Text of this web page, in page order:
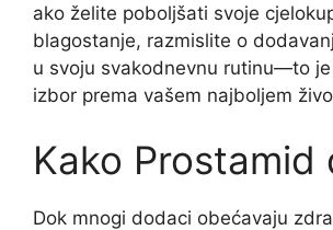
ako želite poboljšati svoje
blagostanje, razmislite o
u svoju svakodnevnu rutinu—to
izbor prema vašem najboljem
Kako Prostamid
Dok mnogi dodaci obećavaju